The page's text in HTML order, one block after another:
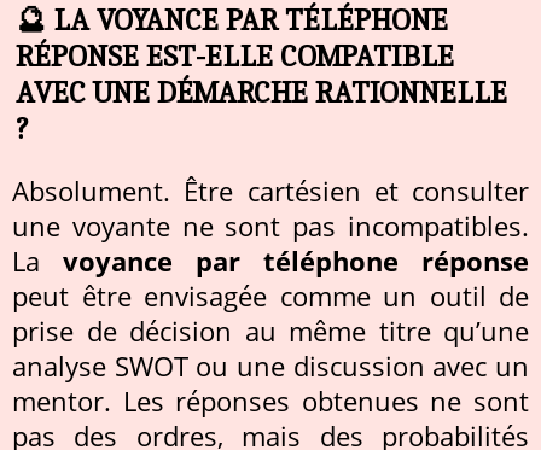
🔮 LA VOYANCE PAR TÉLÉPHONE
RÉPONSE EST-ELLE COMPATIBLE
AVEC UNE DÉMARCHE RATIONNELLE
?
Absolument. Être cartésien et consulter
une voyante ne sont pas incompatibles.
La voyance par téléphone réponse
peut être envisagée comme un outil de
prise de décision au même titre qu’une
analyse SWOT ou une discussion avec un
mentor. Les réponses obtenues ne sont
pas des ordres, mais des probabilités